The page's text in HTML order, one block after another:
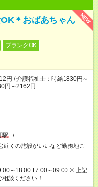
NEW
＊おばあちゃん
ブランクOK
円 / 介護福祉士：時給1830円～
円～2162円
駅 / …
くの施設がいいなど勤務地ご
18:00 17:00～09:00 ※ 上記
談ください！